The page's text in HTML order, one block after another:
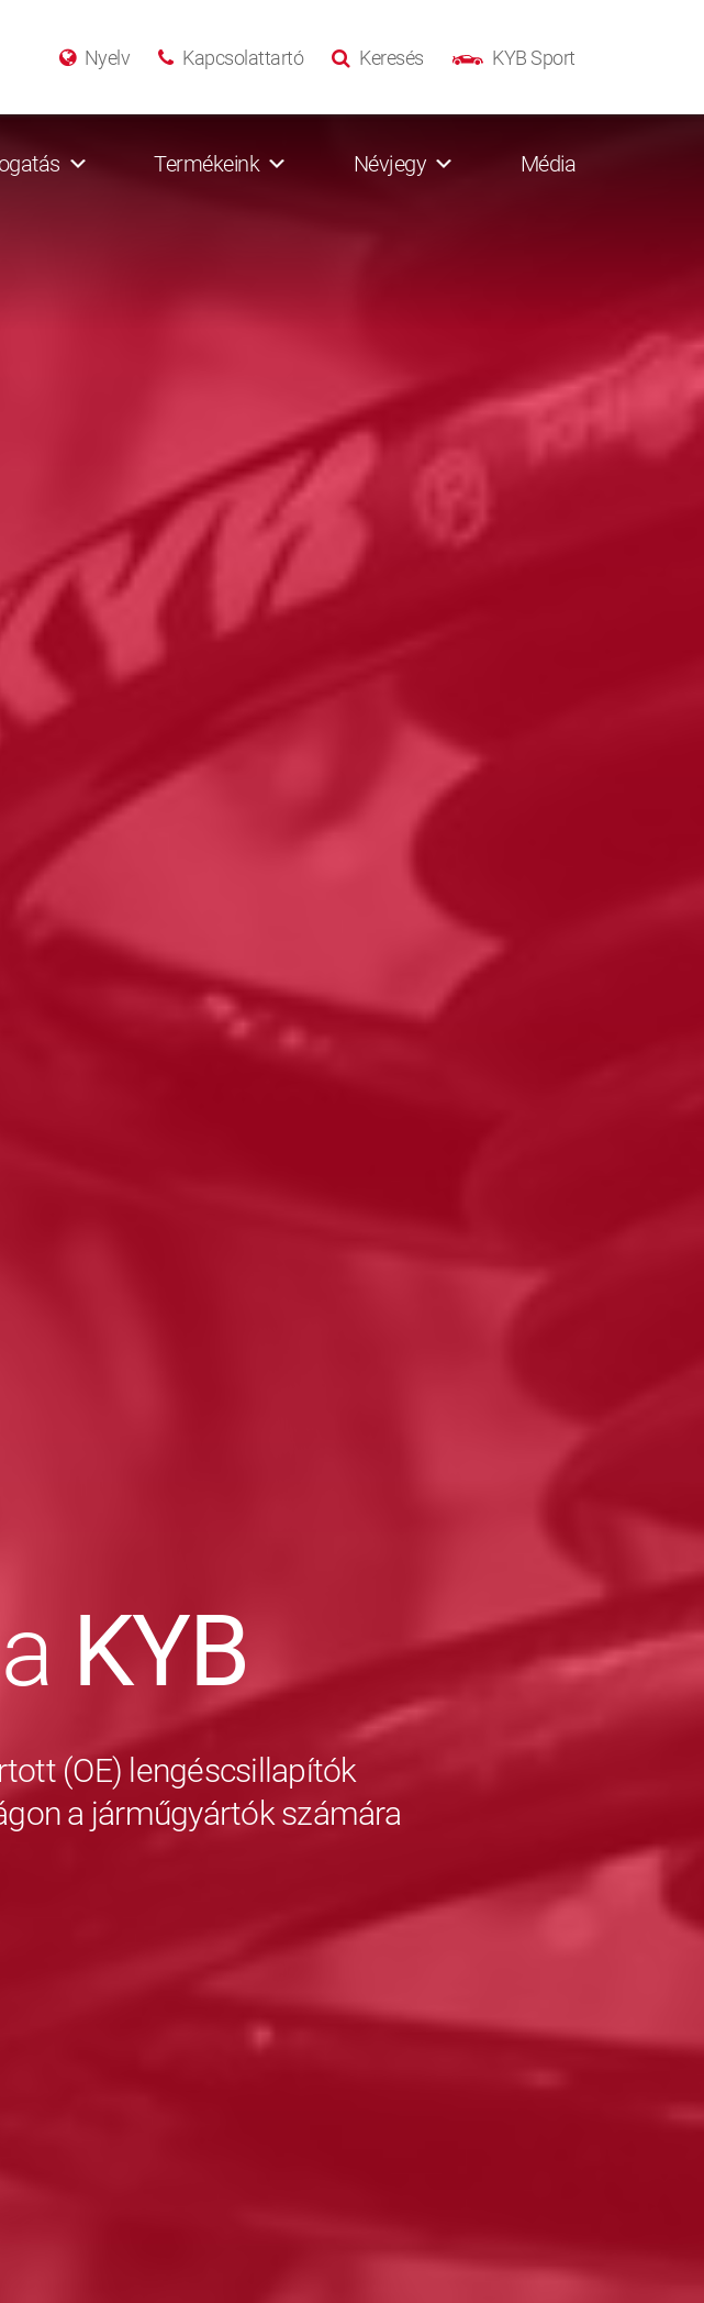
KYB Sport
Keresés
Kapcsolattartó
Nyelv
Termékeink Névjegy Média
KYB
(OE) lengéscsillapítók
a járműgyártók számára